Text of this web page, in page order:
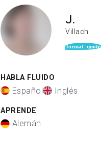
J.
Villach
format_quote
HABLA FLUIDO
Español Inglés
APRENDE
Alemán